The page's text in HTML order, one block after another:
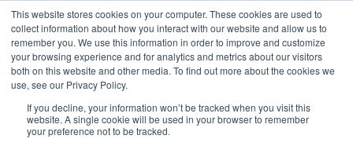
This website stores cookies on your computer. These cookies are used to
collect information about how you interact with our website and allow us to
remember you. We use this information in order to improve and customize
your browsing experience and for analytics and metrics about our visitors
both on this website and other media. To find out more about the cookies we
use, see our Privacy Policy.
If you decline, your information won’t be tracked when you visit this
website. A single cookie will be used in your browser to remember
your preference not to be tracked.